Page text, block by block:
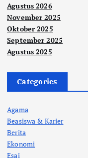
Agustus 2026
November 2025
Oktober 2025
September 2025
Agustus 2025
Categories
Agama
Beasiswa & Karier
Berita
Ekonomi
Esai